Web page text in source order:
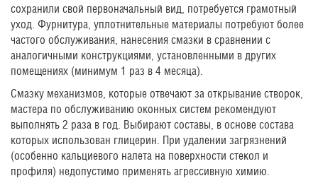
сохранили свой первоначальный вид, потребуется грамотный
уход. Фурнитура, уплотнительные материалы потребуют более
частого обслуживания, нанесения смазки в сравнении с
аналогичными конструкциями, установленными в других
помещениях (минимум 1 раз в 4 месяца).
Смазку механизмов, которые отвечают за открывание створок,
мастера по обслуживанию оконных систем рекомендуют
выполнять 2 раза в год. Выбирают составы, в основе состава
которых использован глицерин. При удалении загрязнений
(особенно кальциевого налета на поверхности стекол и
профиля) недопустимо применять агрессивную химию.